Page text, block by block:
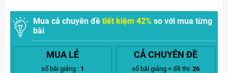
Mua cả chuyên đề tiết kiệm 42% so với mua từng
bài
MUA LẺ
số bài giảng : 1
CẢ CHUYÊN ĐỀ
số bài giảng + đề thi: 26